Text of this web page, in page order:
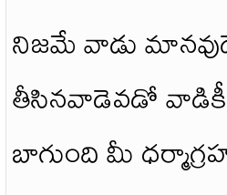
నిజమే వాడు
తీసినవాడెవడో వాడికీ
బాగుంది మీ